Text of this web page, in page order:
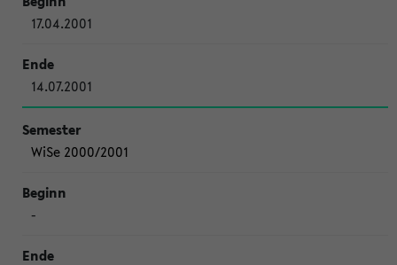
17.04.2001
14.07.2001
WiSe 2000/2001
-